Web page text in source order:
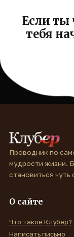
Если ты
тебя
Проводник по
мудрости жизни.
становиться чуть
О сайте
Что такое Клубер?
Написать письмо